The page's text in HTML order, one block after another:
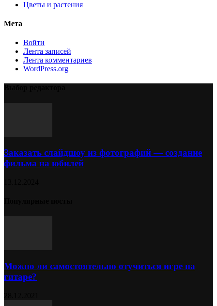
Цветы и растения
Мета
Войти
Лента записей
Лента комментариев
WordPress.org
Заказать слайдшоу из фотографий — создание
фильма на юбилей
Можно ли самостоятельно отучиться игре на
гитаре?